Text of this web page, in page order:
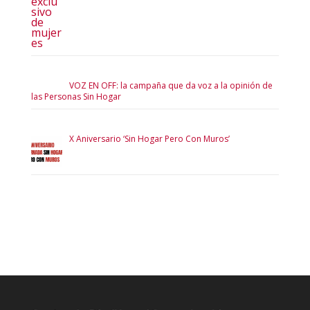
VOZ EN OFF: la campaña que da voz a la opinión de
las Personas Sin Hogar
X Aniversario ‘Sin Hogar Pero Con Muros’